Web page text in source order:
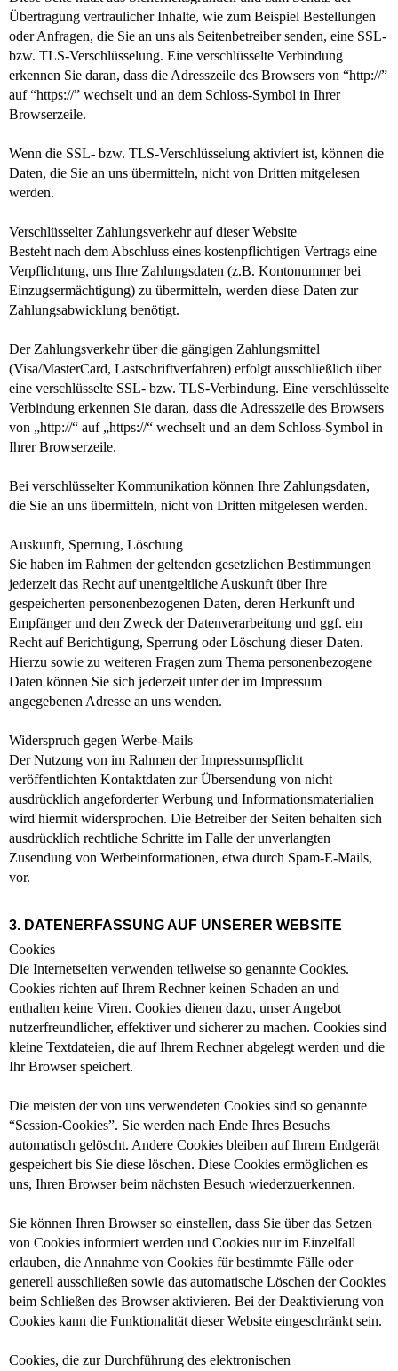
Übertragung vertraulicher Inhalte, wie zum Beispiel Bestellungen
oder Anfragen, die Sie an uns als Seitenbetreiber senden, eine SSL-
bzw. TLS-Verschlüsselung. Eine verschlüsselte Verbindung
erkennen Sie daran, dass die Adresszeile des Browsers von “http://”
auf “https://” wechselt und an dem Schloss-Symbol in Ihrer
Browserzeile.
Wenn die SSL- bzw. TLS-Verschlüsselung aktiviert ist, können die
Daten, die Sie an uns übermitteln, nicht von Dritten mitgelesen
werden.
Verschlüsselter Zahlungsverkehr auf dieser Website
Besteht nach dem Abschluss eines kostenpflichtigen Vertrags eine
Verpflichtung, uns Ihre Zahlungsdaten (z.B. Kontonummer bei
Einzugsermächtigung) zu übermitteln, werden diese Daten zur
Zahlungsabwicklung benötigt.
Der Zahlungsverkehr über die gängigen Zahlungsmittel
(Visa/MasterCard, Lastschriftverfahren) erfolgt ausschließlich über
eine verschlüsselte SSL- bzw. TLS-Verbindung. Eine verschlüsselte
Verbindung erkennen Sie daran, dass die Adresszeile des Browsers
von „http://“ auf „https://“ wechselt und an dem Schloss-Symbol in
Ihrer Browserzeile.
Bei verschlüsselter Kommunikation können Ihre Zahlungsdaten,
die Sie an uns übermitteln, nicht von Dritten mitgelesen werden.
Auskunft, Sperrung, Löschung
Sie haben im Rahmen der geltenden gesetzlichen Bestimmungen
jederzeit das Recht auf unentgeltliche Auskunft über Ihre
gespeicherten personenbezogenen Daten, deren Herkunft und
Empfänger und den Zweck der Datenverarbeitung und ggf. ein
Recht auf Berichtigung, Sperrung oder Löschung dieser Daten.
Hierzu sowie zu weiteren Fragen zum Thema personenbezogene
Daten können Sie sich jederzeit unter der im Impressum
angegebenen Adresse an uns wenden.
Widerspruch gegen Werbe-Mails
Der Nutzung von im Rahmen der Impressumspflicht
veröffentlichten Kontaktdaten zur Übersendung von nicht
ausdrücklich angeforderter Werbung und Informationsmaterialien
wird hiermit widersprochen. Die Betreiber der Seiten behalten sich
ausdrücklich rechtliche Schritte im Falle der unverlangten
Zusendung von Werbeinformationen, etwa durch Spam-E-Mails,
vor.
3. DATENERFASSUNG AUF UNSERER WEBSITE
Cookies
Die Internetseiten verwenden teilweise so genannte Cookies.
Cookies richten auf Ihrem Rechner keinen Schaden an und
enthalten keine Viren. Cookies dienen dazu, unser Angebot
nutzerfreundlicher, effektiver und sicherer zu machen. Cookies sind
kleine Textdateien, die auf Ihrem Rechner abgelegt werden und die
Ihr Browser speichert.
Die meisten der von uns verwendeten Cookies sind so genannte
“Session-Cookies”. Sie werden nach Ende Ihres Besuchs
automatisch gelöscht. Andere Cookies bleiben auf Ihrem Endgerät
gespeichert bis Sie diese löschen. Diese Cookies ermöglichen es
uns, Ihren Browser beim nächsten Besuch wiederzuerkennen.
Sie können Ihren Browser so einstellen, dass Sie über das Setzen
von Cookies informiert werden und Cookies nur im Einzelfall
erlauben, die Annahme von Cookies für bestimmte Fälle oder
generell ausschließen sowie das automatische Löschen der Cookies
beim Schließen des Browser aktivieren. Bei der Deaktivierung von
Cookies kann die Funktionalität dieser Website eingeschränkt sein.
Cookies, die zur Durchführung des elektronischen